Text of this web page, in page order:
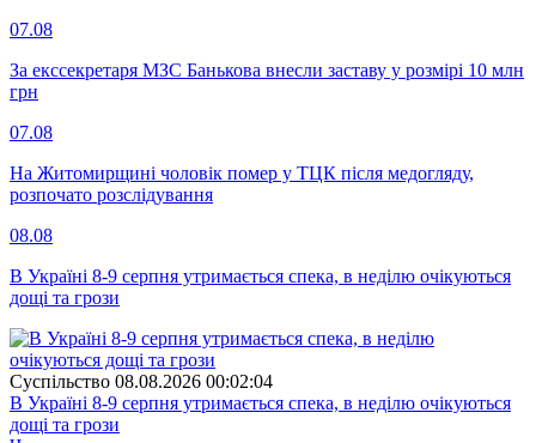
07.08
За екссекретаря МЗС Банькова внесли заставу у розмірі 10 млн
грн
07.08
На Житомирщині чоловік помер у ТЦК після медогляду,
розпочато розслідування
08.08
В Україні 8-9 серпня утримається спека, в неділю очікуються
дощі та грози
Суспiльство 08.08.2026 00:02:04
В Україні 8-9 серпня утримається спека, в неділю очікуються
дощі та грози